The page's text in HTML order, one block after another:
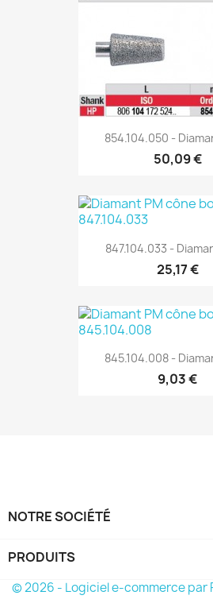
854.104.050 -
50,09 €
847.104.033 -
25,17 €
845.104.008 -
9,03 €
NOTRE SOCIÉTÉ
PRODUITS
© 2026 - Logiciel e-commerce par